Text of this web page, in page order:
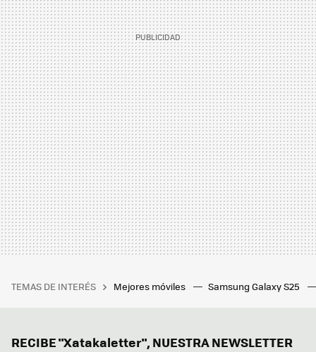
TEMAS DE INTERÉS Mejores móviles Samsung Galaxy S25
RECIBE "Xatakaletter", NUESTRA NEWSLETTER